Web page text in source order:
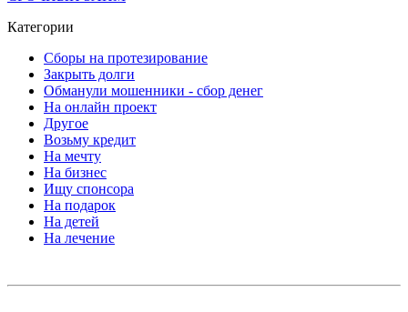
Категории
Сборы на протезирование
Закрыть долги
Обманули мошенники - сбор денег
На онлайн проект
Другое
Возьму кредит
На мечту
На бизнес
Ищу спонсора
На подарок
На детей
На лечение